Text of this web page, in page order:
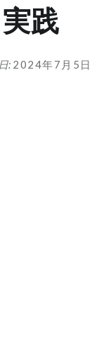
践
: 2024年7月5日